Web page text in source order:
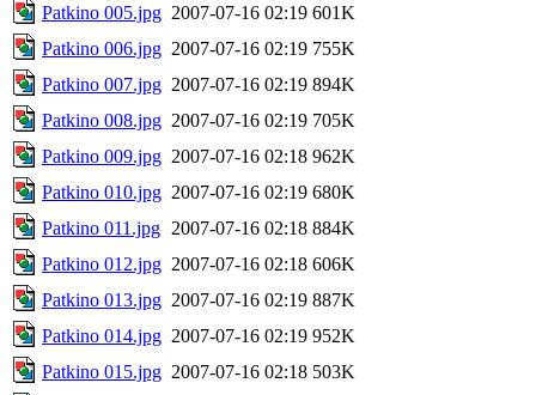
Patkino 005.jpg 2007-07-16 02:19 601K
Patkino 006.jpg 2007-07-16 02:19 755K
Patkino 007.jpg 2007-07-16 02:19 894K
Patkino 008.jpg 2007-07-16 02:19 705K
Patkino 009.jpg 2007-07-16 02:18 962K
Patkino 010.jpg 2007-07-16 02:19 680K
Patkino 011.jpg 2007-07-16 02:18 884K
Patkino 012.jpg 2007-07-16 02:18 606K
Patkino 013.jpg 2007-07-16 02:19 887K
Patkino 014.jpg 2007-07-16 02:19 952K
Patkino 015.jpg 2007-07-16 02:18 503K